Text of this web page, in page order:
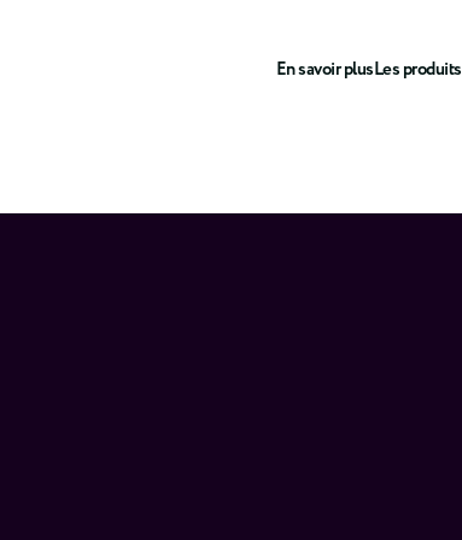
En savoir plusLes produits